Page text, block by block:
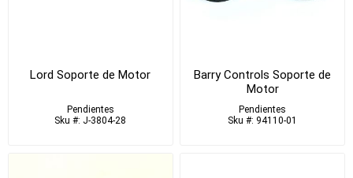
Lord Soporte de Motor
Pendientes
Sku #: J-3804-28
Barry Controls Soporte de
Motor
Pendientes
Sku #: 94110-01